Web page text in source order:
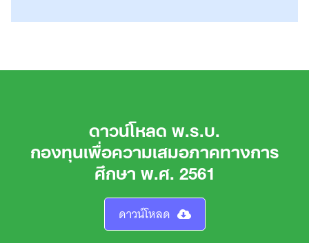
ดาวน์โหลด พ.ร.บ.
กองทุนเพื่อความเสมอภาคทางการ
ศึกษา พ.ศ. 2561
ดาวน์โหลด